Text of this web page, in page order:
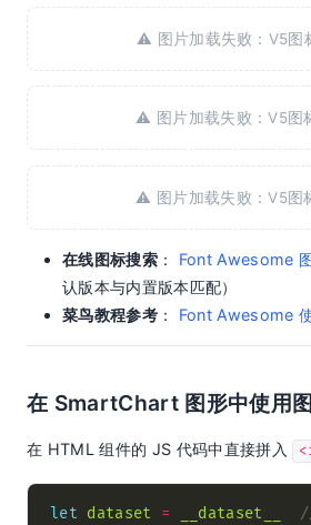
⚠️ 图片加载失败：V5图
⚠️ 图片加载失败：V5图
⚠️ 图片加载失败：V5图
在线图标搜索： Font Awesome
认版本与内置版本匹配）
菜鸟教程参考： Font Awesome
在 SmartChart 图形中使用
在 HTML 组件的 JS 代码中直接拼入
let dataset = __dataset__